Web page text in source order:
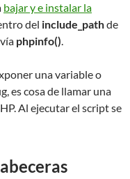
bajar y e instalar la
del include_pathde
phpinfo().
una variable o
es cosa de llamar una
Al ejecutar el script se